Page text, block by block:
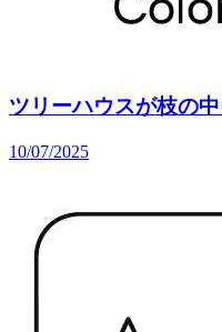
ツリーハウスが枝の
10/07/2025